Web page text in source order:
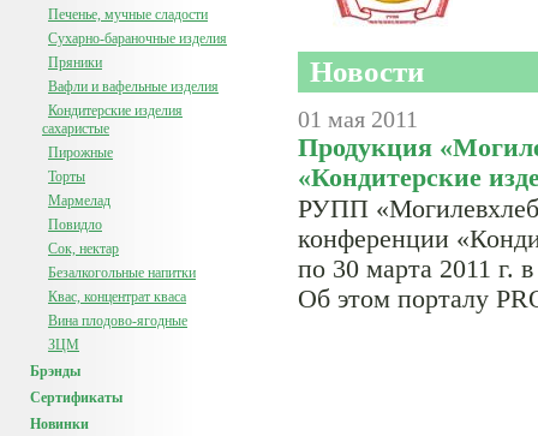
Печенье, мучные сладости
Сухарно-бараночные изделия
Пряники
Вафли и вафельные изделия
Кондитерские изделия
сахаристые
Пирожные
Торты
Мармелад
Повидло
Сок, нектар
Безалкогольные напитки
Квас, концентрат кваса
Вина плодово-ягодные
ЗЦМ
Брэнды
Сертификаты
Новинки
Новости
01 мая 2011
Продукция
«Кондитерские
РУПП
конференции
по 30 марта 2011 г.
Об этом порталу